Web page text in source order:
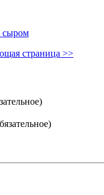
сыром
страница >>